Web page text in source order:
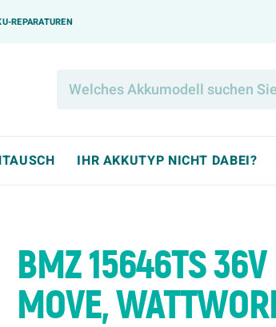
REPARATUREN
IHR AKKUTYP NICHT DABEI?
BMZ 15646TS 36V
MOVE,